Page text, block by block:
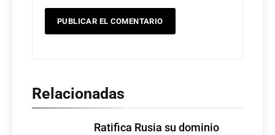
Relacionadas
Ratifica Rusia su dominio